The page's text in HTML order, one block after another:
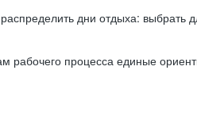
дни отдыха:
рабочего процесса единые